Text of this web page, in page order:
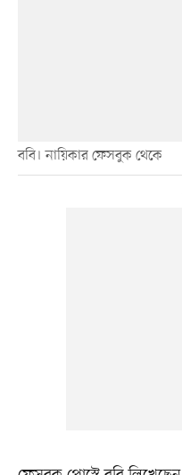
ববি। নায়িকার ফেসবুক থেকে